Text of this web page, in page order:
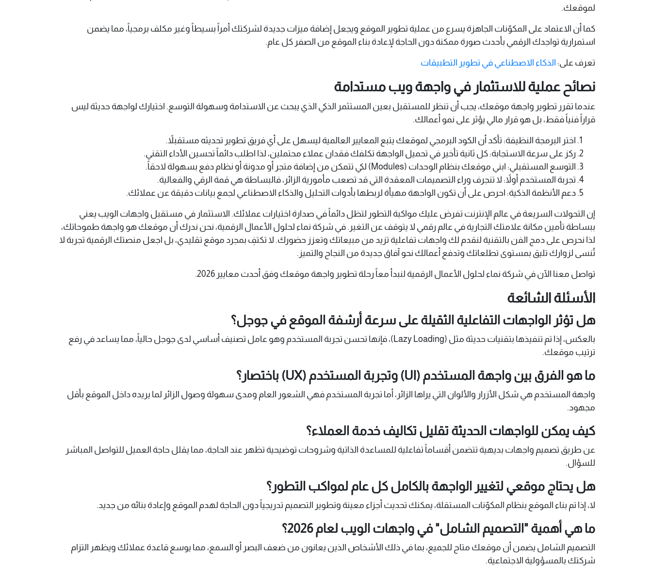
لموقعك.
كما أن الاعتماد على المكوّنات الجاهزة يسرع من عملية تطوير الموقع ويجعل إضافة ميزات جديدة لشركتك أمراً بسيطاً وغير مكلف برمجياً، مما يضمن
استمرارية تواجدك الرقمي بأحدث صورة ممكنة دون الحاجة لإعادة بناء الموقع من الصفر كل عام.
تعرف على: الذكاء الاصطناعي في تطوير التطبيقات
نصائح عملية للاستثمار في واجهة ويب مستدامة
عندما تقرر تطوير واجهة موقعك، يجب أن تنظر للمستقبل بعين المستثمر الذكي الذي يبحث عن الاستدامة وسهولة التوسع. اختيارك لواجهة حديثة ليس
قراراً فنياً فقط، بل هو قرار مالي يؤثر على نمو أعمالك.
اختر البرمجة النظيفة: تأكد أن الكود البرمجي لموقعك يتبع المعايير العالمية ليسهل على أي فريق تطوير تحديثه مستقبلاً.
ركز على سرعة الاستجابة: كل ثانية تأخير في تحميل الواجهة تكلفك فقدان عملاء محتملين، لذا اطلب دائماً تحسين الأداء التقني.
التوسع المستقبلي: ابني موقعك بنظام الوحدات (Modules) لكي تتمكن من إضافة متجر أو مدونة أو نظام دفع بسهولة لاحقاً.
تجربة المستخدم أولاً: لا تنجرف وراء التصميمات المعقدة التي قد تصعب مأمورية الزائر، فالبساطة هي قمة الرقي والفعالية.
دعم الأنظمة الذكية: احرص على أن تكون الواجهة مهيأة لربطها بأدوات التحليل والذكاء الاصطناعي لجمع بيانات دقيقة عن عملائك.
إن التحولات السريعة في عالم الإنترنت تفرض عليك مواكبة التطور لتظل دائماً في صدارة اختيارات عملائك. الاستثمار في مستقبل واجهات الويب يعني
ببساطة تأمين مكانة علامتك التجارية في عالم رقمي لا يتوقف عن التغير. في شركة نماء لحلول الأعمال الرقمية، نحن ندرك أن موقعك هو واجهة طموحاتك،
لذا نحرص على دمج الفن بالتقنية لنقدم لك واجهات تفاعلية تزيد من مبيعاتك وتعزز حضورك. لا تكتفِ بمجرد موقع تقليدي، بل اجعل منصتك الرقمية تجربة لا
تُنسى لزوارك تليق بمستوى تطلعاتك وتدفع أعمالك نحو آفاق جديدة من النجاح والتميز.
تواصل معنا الآن في شركة نماء لحلول الأعمال الرقمية لنبدأ معاً رحلة تطوير واجهة موقعك وفق أحدث معايير 2026.
الأسئلة الشائعة
هل تؤثر الواجهات التفاعلية الثقيلة على سرعة أرشفة الموقع في جوجل؟
بالعكس، إذا تم تنفيذها بتقنيات حديثة مثل (Lazy Loading)، فإنها تحسن تجربة المستخدم وهو عامل تصنيف أساسي لدى جوجل حالياً، مما يساعد في رفع
ترتيب موقعك.
ما هو الفرق بين واجهة المستخدم (UI) وتجربة المستخدم (UX) باختصار؟
واجهة المستخدم هي شكل الأزرار والألوان التي يراها الزائر، أما تجربة المستخدم فهي الشعور العام ومدى سهولة وصول الزائر لما يريده داخل الموقع بأقل
مجهود.
كيف يمكن للواجهات الحديثة تقليل تكاليف خدمة العملاء؟
عن طريق تصميم واجهات بديهية تتضمن أقساماً تفاعلية للمساعدة الذاتية وشروحات توضيحية تظهر عند الحاجة، مما يقلل حاجة العميل للتواصل المباشر
للسؤال.
هل يحتاج موقعي لتغيير الواجهة بالكامل كل عام لمواكب التطور؟
لا، إذا تم بناء الموقع بنظام المكوّنات المستقلة، يمكنك تحديث أجزاء معينة وتطوير التصميم تدريجياً دون الحاجة لهدم الموقع وإعادة بنائه من جديد.
ما هي أهمية "التصميم الشامل" في واجهات الويب لعام 2026؟
التصميم الشامل يضمن أن موقعك متاح للجميع، بما في ذلك الأشخاص الذين يعانون من ضعف البصر أو السمع، مما يوسع قاعدة عملائك ويظهر التزام
شركتك بالمسؤولية الاجتماعية.